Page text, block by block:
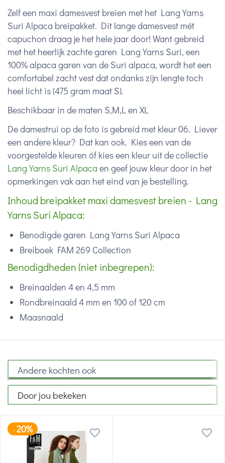
Zelf een maxi damesvest breien met het Lang Yarns
Suri Alpaca breipakket. Dit lange damesvest mét
capuchon draag je het hele jaar door! Want gebreid
met het heerlijk zachte garen Lang Yarns Suri, een
100% alpaca garen van de Suri alpaca, wordt het een
comfortabel zacht vest dat ondanks zijn lengte toch
heel licht is (475 gram maat S).
Beschikbaar in de maten S,M,L en XL
De damestrui op de foto is gebreid met kleur 06. Liever
een andere kleur? Dat kan ook. Kies een van de
voorgestelde kleuren óf kies een kleur uit de collectie
Lang Yarns Suri Alpaca en geef jouw kleur door in het
opmerkingen vak aan het eind van je bestelling.
Inhoud breipakket maxi damesvest breien - Lang
Yarns Suri Alpaca:
Benodigde garen Lang Yarns Suri Alpaca
Breiboek FAM 269 Collection
Benodigdheden (niet inbegrepen):
Breinaalden 4 en 4,5 mm
Rondbreinaald 4 mm en 100 of 120 cm
Maasnaald
Andere kochten ook
Door jou bekeken
-20%